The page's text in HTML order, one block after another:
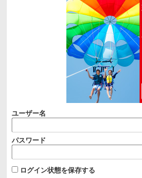
ユーザー名
パスワード
ログイン状態を保存する